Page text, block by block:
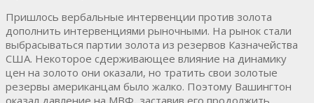
Пришлось вербальные интервенции против золота
дополнить интервенциями рыночными. На рынок стали
выбрасываться партии золота из резервов Казначейства
США. Некоторое сдерживающее влияние на динамику
цен на золото они оказали, но тратить свои золотые
резервы американцам было жалко. Поэтому Вашингтон
оказал давление на МВФ, заставив его продолжить